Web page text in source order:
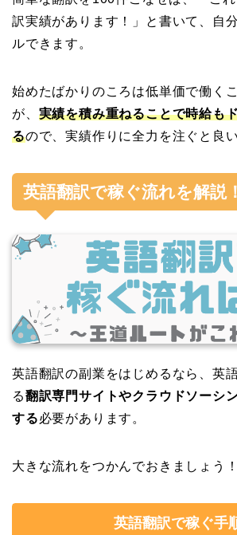
訳実績があります！」と書いて、自
ルできます。
始めたばかりのころは低単価で働く
が、 実績を積み重ねることで時給も
るので、実績作りに全力を注ぐと良
英語翻訳で稼ぐ流れを解説！
英語翻訳の副業をはじめるなら、英
る翻訳専門サイトやクラウドソーシ
する必要があります。
大きな流れをつかんでおきましょう！
英語翻訳で稼ぐ手